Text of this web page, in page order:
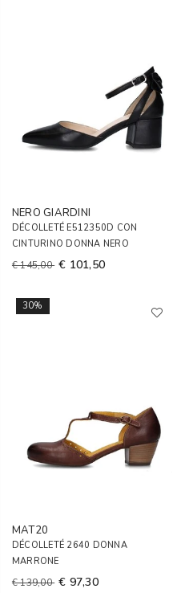
NERO GIARDINI
DÉCOLLETÉ E512350D CON
CINTURINO DONNA NERO
€ 145,00 € 101,50
30%
MAT20
DÉCOLLETÉ 2640 DONNA
MARRONE
€ 139,00 € 97,30